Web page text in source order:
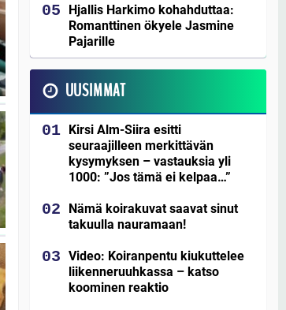
Hjallis Harkimo kohahduttaa:
Romanttinen ökyele Jasmine
Pajarille
UUSIMMAT
Kirsi Alm-Siira esitti
seuraajilleen merkittävän
kysymyksen – vastauksia yli
1000: ”Jos tämä ei kelpaa…”
Nämä koirakuvat saavat sinut
takuulla nauramaan!
Video: Koiranpentu kiukuttelee
liikenneruuhkassa – katso
koominen reaktio